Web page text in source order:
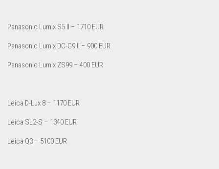
Panasonic Lumix S5 II – 1710 EUR
Panasonic Lumix DC-G9 II – 900 EUR
Panasonic Lumix ZS99 – 400 EUR
Leica D-Lux 8 – 1170 EUR
Leica SL2-S – 1340 EUR
Leica Q3 – 5100 EUR